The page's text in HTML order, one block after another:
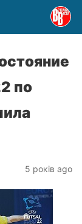
по
5 років ago